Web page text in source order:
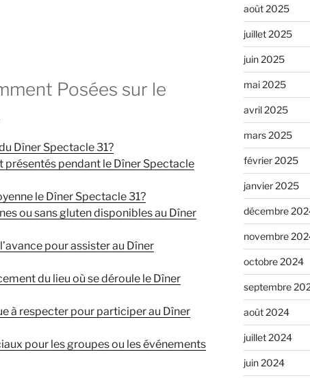
Posées sur le
Dîner Spectacle 31?
présentés pendant le Dîner Spectacle
le Dîner Spectacle 31?
ou sans gluten disponibles au Dîner
pour assister au Dîner
du lieu où se déroule le Dîner
à respecter pour participer au Dîner
pour les groupes ou les événements
août 2025
juillet 2025
juin 2025
mai 2025
avril 2025
mars 2025
février 2025
janvier 2025
décembre
novembre
octobre 2024
septembre
août 2024
juillet 2024
juin 2024